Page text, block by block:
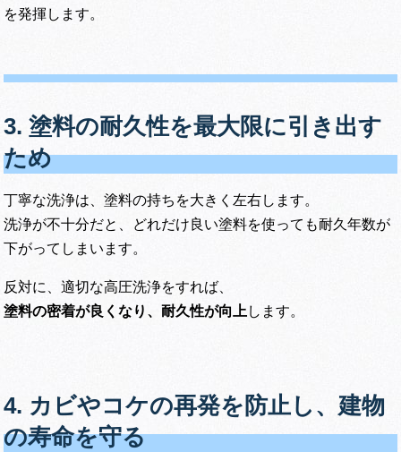
を発揮します。
3. 塗料の耐久性を最大限に引き出す
ため
丁寧な洗浄は、塗料の持ちを大きく左右します。
洗浄が不十分だと、どれだけ良い塗料を使っても耐久年数が
下がってしまいます。
反対に、適切な高圧洗浄をすれば、
塗料の密着が良くなり、耐久性が向上 します。
4. カビやコケの再発を防止し、建物
の寿命を守る